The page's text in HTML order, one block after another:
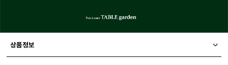
상품정보